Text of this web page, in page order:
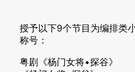
授予以下9个节目为编排类
称号：
粤剧《杨门女将•探